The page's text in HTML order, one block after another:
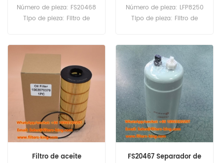
rosca
Número de pieza: FS20468
Tipo de pieza: Filtro de
Compatibilidad: Xcmg
XE550G EX370G.
Número de pieza: LFP8250
Tipo de pieza: Filtro de
Filtro de aceite
FS20467 Separador de